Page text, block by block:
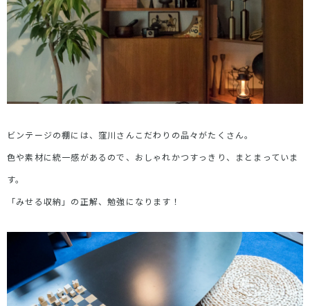
ビンテージの棚には、窪川さんこだわりの品々がたくさん。
色や素材に統一感があるので、おしゃれかつすっきり、まとまっていま
す。
「みせる収納」の正解、勉強になります！